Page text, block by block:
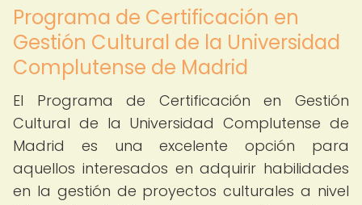
Programa de Certificación en
Gestión Cultural de la Universidad
Complutense de Madrid
El Programa de Certificación en Gestión
Cultural de la Universidad Complutense de
Madrid es una excelente opción para
aquellos interesados en adquirir habilidades
en la gestión de proyectos culturales a nivel